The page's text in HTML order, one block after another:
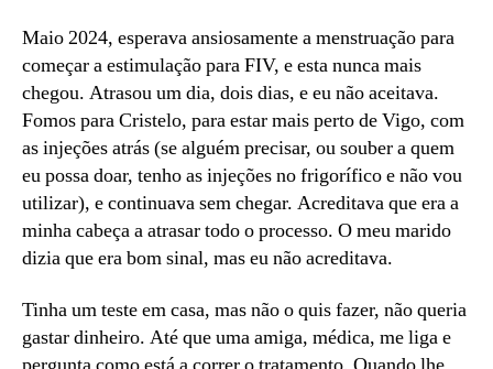
Maio 2024, esperava ansiosamente a menstruação para
começar a estimulação para FIV, e esta nunca mais
chegou. Atrasou um dia, dois dias, e eu não aceitava.
Fomos para Cristelo, para estar mais perto de Vigo, com
as injeções atrás (se alguém precisar, ou souber a quem
eu possa doar, tenho as injeções no frigorífico e não vou
utilizar), e continuava sem chegar. Acreditava que era a
minha cabeça a atrasar todo o processo. O meu marido
dizia que era bom sinal, mas eu não acreditava.
Tinha um teste em casa, mas não o quis fazer, não queria
gastar dinheiro. Até que uma amiga, médica, me liga e